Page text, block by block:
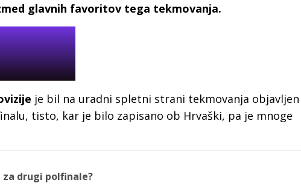
glavnih favoritov tega tekmovanja.
je bil na uradni spletni strani tekmovanja objavljen
tisto, kar je bilo zapisano ob Hrvaški, pa je mnoge
za drugi polfinale?